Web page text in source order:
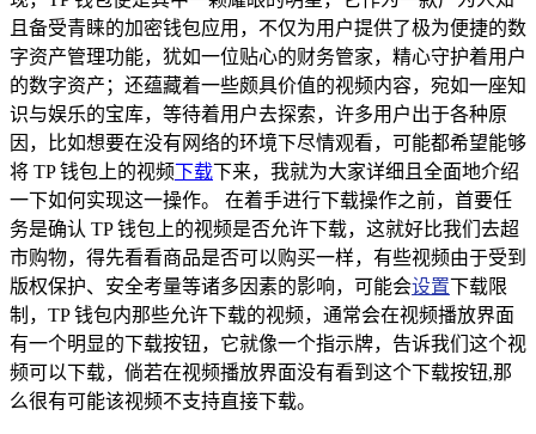
且备受青睐的加密钱包应用，不仅为用户提供了极为便捷的数
字资产管理功能，犹如一位贴心的财务管家，精心守护着用户
的数字资产；还蕴藏着一些颇具价值的视频内容，宛如一座知
识与娱乐的宝库，等待着用户去探索，许多用户出于各种原
因，比如想要在没有网络的环境下尽情观看，可能都希望能够
将 TP 钱包上的视频下载下来，我就为大家详细且全面地介绍
一下如何实现这一操作。 在着手进行下载操作之前，首要任
务是确认 TP 钱包上的视频是否允许下载，这就好比我们去超
市购物，得先看看商品是否可以购买一样，有些视频由于受到
版权保护、安全考量等诸多因素的影响，可能会设置下载限
制，TP 钱包内那些允许下载的视频，通常会在视频播放界面
有一个明显的下载按钮，它就像一个指示牌，告诉我们这个视
频可以下载，倘若在视频播放界面没有看到这个下载按钮,那
么很有可能该视频不支持直接下载。